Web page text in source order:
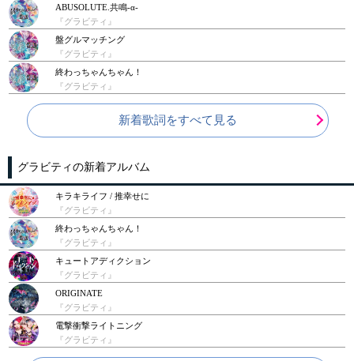
ABUSOLUTE.共鳴-α-
『グラビティ』
盤グルマッチング
『グラビティ』
終わっちゃんちゃん！
『グラビティ』
新着歌詞をすべて見る
グラビティの新着アルバム
キラキライフ / 推幸せに
『グラビティ』
終わっちゃんちゃん！
『グラビティ』
キュートアディクション
『グラビティ』
ORIGINATE
『グラビティ』
電撃衝撃ライトニング
『グラビティ』